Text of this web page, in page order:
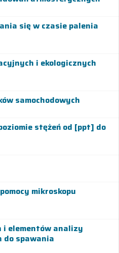
się w czasie palenia
i ekologicznych
samochodowych
stężeń od [ppt] do
mikroskopu
i elementów analizy
spawania